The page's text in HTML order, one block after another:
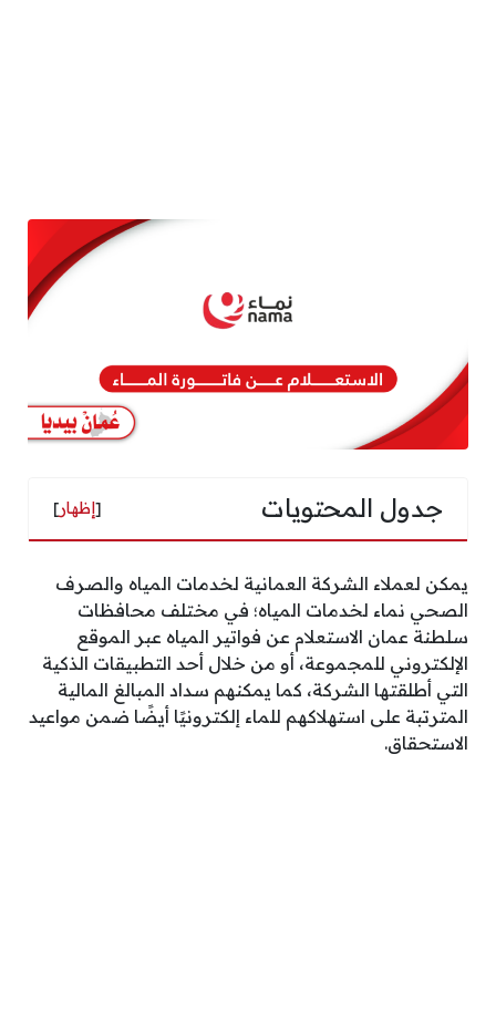
جدول المحتويات [إظهار]
يمكن لعملاء الشركة العمانية لخدمات المياه والصرف
الصحي نماء لخدمات المياه؛ في مختلف محافظات
سلطنة عمان الاستعلام عن فواتير المياه عبر الموقع
الإلكتروني للمجموعة، أو من خلال أحد التطبيقات الذكية
التي أطلقتها الشركة، كما يمكنهم سداد المبالغ المالية
المترتبة على استهلاكهم للماء إلكترونيًا أيضًا ضمن مواعيد
الاستحقاق.